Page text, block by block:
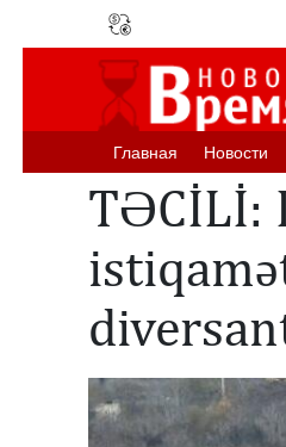
Главная Новости
TƏCİLİ: